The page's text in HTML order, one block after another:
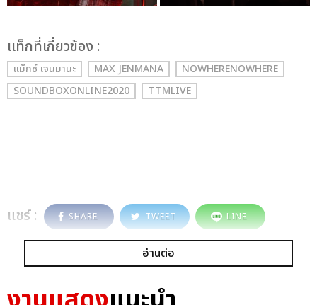
เเท็กที่เกี่ยวข้อง :
แม็กซ์ เจนมานะ MAX JENMANA
NOWHERENOWHERE
SOUNDBOXONLINE2020
TTMLIVE
แชร์ : SHARE TWEET LINE
อ่านต่อ